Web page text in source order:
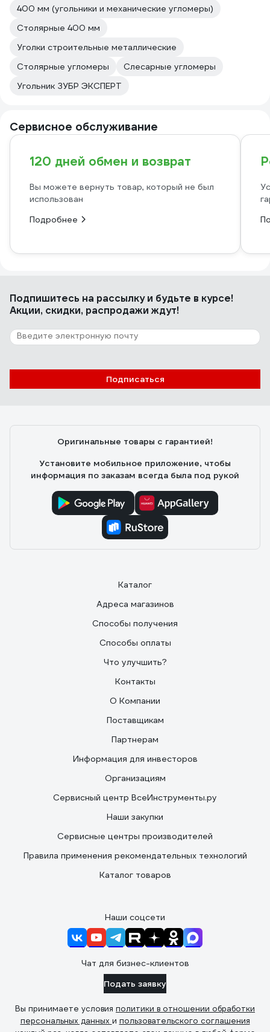
400 мм (угольники и механические угломеры)
Столярные 400 мм
Уголки строительные металлические
Столярные угломеры
Слесарные угломеры
Угольник ЗУБР ЭКСПЕРТ
Сервисное обслуживание
120 дней обмен и возврат
Вы можете вернуть товар, который не был
использован
Подробнее
Подпишитесь на рассылкуи будьте в курсе!
Акции, скидки, распродажи ждут!
Подписаться
Оригинальные товары с гарантией!
Установите мобильное приложение, чтобы
информация по заказам всегда была под рукой
Каталог
Адреса магазинов
Способы получения
Способы оплаты
Что улучшить?
Контакты
О Компании
Поставщикам
Партнерам
Информация для инвесторов
Организациям
Сервисный центр ВсеИнструменты.ру
Наши закупки
Сервисные центры производителей
Правила применения рекомендательных технологий
Каталог товаров
Наши соцсети
Чат для бизнес-клиентов
Подать заявку
Вы принимаете условия политики в отношении обработки
персональных данных и пользовательского соглашения